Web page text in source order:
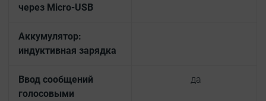
через Micro-USB
Аккумулятор:
индуктивная зарядка
Ввод сообщений
голосовыми
да